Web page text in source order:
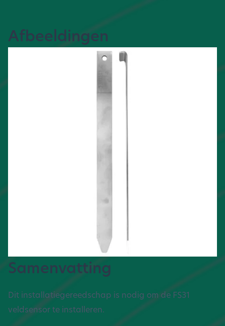
Afbeeldingen
Samenvatting
Dit installatiegereedschap is nodig om de FS31
veldsensor te installeren.